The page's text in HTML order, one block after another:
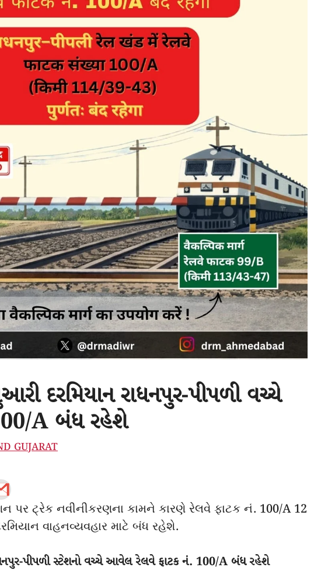
દરમિયાન રાધનપુર-પીપળી વચ્ચે
A બંધ રહેશે
GUJARAT
પર ટ્રેક નવીનીકરણના કામને કારણે રેલવે ફાટક નં. 100/A 12
વાહનવ્યવહાર માટે બંધ રહેશે.
પીપળી સ્ટેશનો વચ્ચે આવેલ રેલવે ફાટક નં. 100/A બંધ રહેશે